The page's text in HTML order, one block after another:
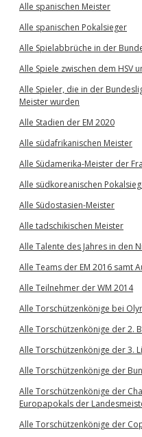
Alle spanischen Meister
Alle spanischen Pokalsieger
Alle Spielabbrüche in der
Alle Spiele zwischen dem HSV
Alle Spieler, die in der
Meister wurden
Alle Stadien der EM 2020
Alle südafrikanischen Meister
Alle Südamerika-Meister der
Alle südkoreanischen
Alle Südostasien-Meister
Alle tadschikischen Meister
Alle Talente des Jahres in den
Alle Teams der EM 2016 samt
Alle Teilnehmer der WM 2014
Alle Torschützenkönige bei
Alle Torschützenkönige der 2.
Alle Torschützenkönige der 3.
Alle Torschützenkönige der
Alle Torschützenkönige der
Europapokals der
Alle Torschützenkönige der